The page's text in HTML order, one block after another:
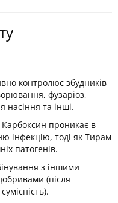
контролює збудників
фузаріоз,
насіння та інші.
Карбоксин проникає в
інфекцію, тоді як Тирам
патогенів.
з іншими
(після